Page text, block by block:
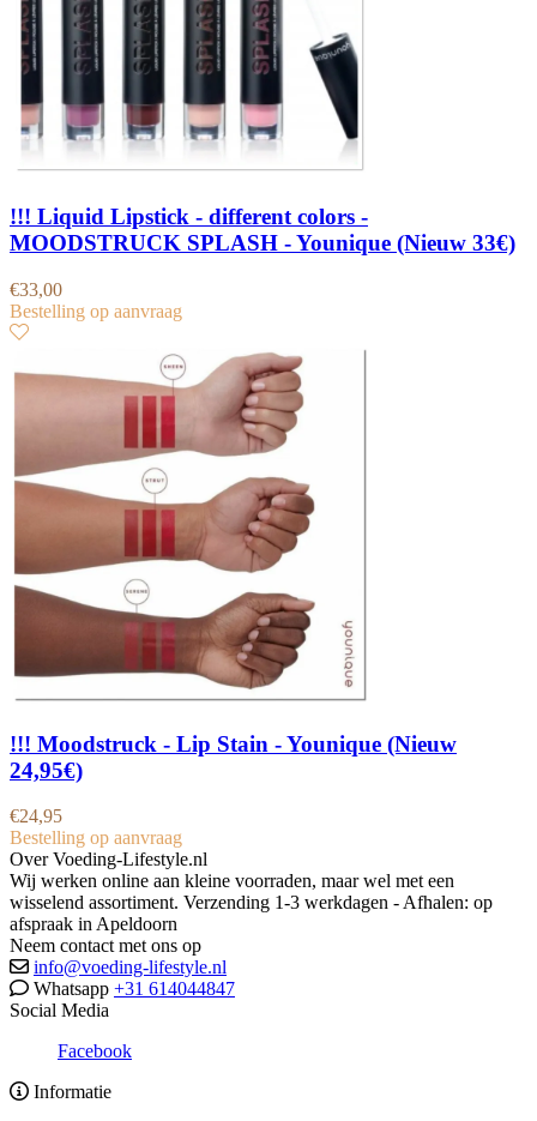
!!! Liquid Lipstick - different colors -
MOODSTRUCK SPLASH - Younique (Nieuw 33€)
€33,00
Bestelling op aanvraag
!!! Moodstruck - Lip Stain - Younique (Nieuw
24,95€)
€24,95
Bestelling op aanvraag
Over Voeding-Lifestyle.nl
Wij werken online aan kleine voorraden, maar wel met een
wisselend assortiment. Verzending 1-3 werkdagen - Afhalen: op
afspraak in Apeldoorn
Neem contact met ons op
info@voeding-lifestyle.nl
Whatsapp +31 614044847
Social Media
Facebook
Informatie